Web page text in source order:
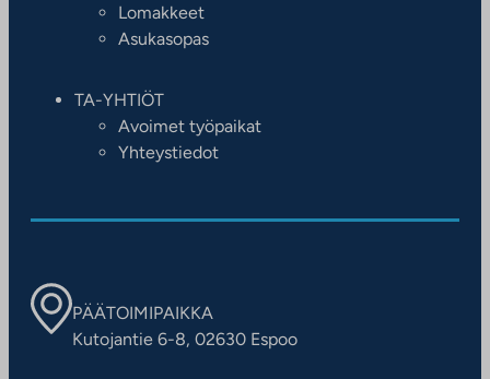
Lomakkeet
Asukasopas
TA-YHTIÖT
Avoimet työpaikat
Yhteystiedot
PÄÄTOIMIPAIKKA
Kutojantie 6-8, 02630 Espoo